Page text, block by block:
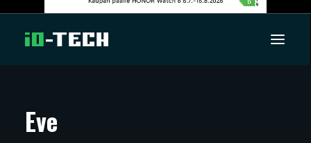
ARTIKKELIT
Eve